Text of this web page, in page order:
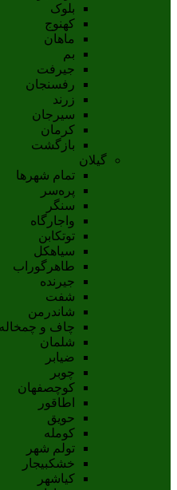
بلوک
کهنوج
ماهان
بم
جيرفت
رفسنجان
زرند
سيرجان
کرمان
بازگشت
گیلان
تمام شهر‌ها
پره‌سر
سنگر
واجارگاه
توتکابن
سیاهکل
طاهرگوراب
جیرنده
شفت
شاندرمن
چاف و چمخاله
شلمان
ضیابر
چوبر
کوچصفهان
اطاقور
حویق
کومله
تولم شهر
خشکبیجار
کیاشهر